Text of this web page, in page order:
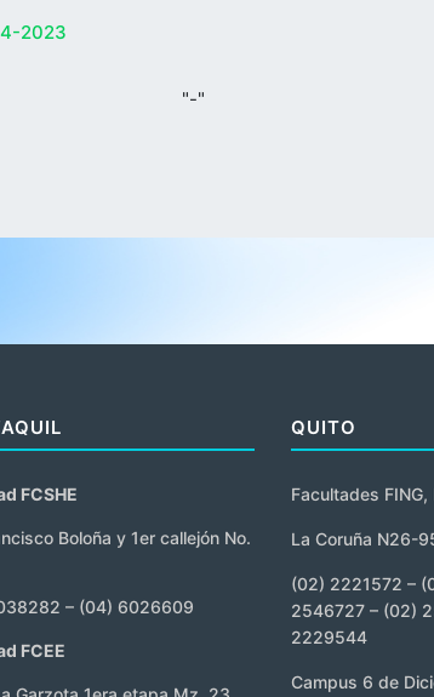
2023
"-"
FCSHE
Boloña y 1er callejón No.
– (04) 6026609
FCEE
QUITO
Facultades FING,
La Coruña N26-
(02) 2221572 –
2546727 – (02)
2229544
Campus 6 de